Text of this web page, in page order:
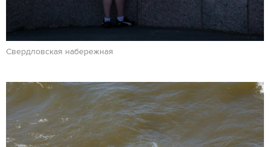
Свердловская набережная